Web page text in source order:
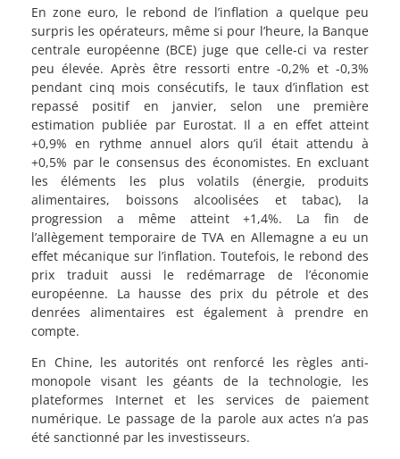
En zone euro, le rebond de l’inflation a quelque peu
surpris les opérateurs, même si pour l’heure, la Banque
centrale européenne (BCE) juge que celle-ci va rester
peu élevée. Après être ressorti entre -0,2% et -0,3%
pendant cinq mois consécutifs, le taux d’inflation est
repassé positif en janvier, selon une première
estimation publiée par Eurostat. Il a en effet atteint
+0,9% en rythme annuel alors qu’il était attendu à
+0,5% par le consensus des économistes. En excluant
les éléments les plus volatils (énergie, produits
alimentaires, boissons alcoolisées et tabac), la
progression a même atteint +1,4%. La fin de
l’allègement temporaire de TVA en Allemagne a eu un
effet mécanique sur l’inflation. Toutefois, le rebond des
prix traduit aussi le redémarrage de l’économie
européenne. La hausse des prix du pétrole et des
denrées alimentaires est également à prendre en
compte.
En Chine, les autorités ont renforcé les règles anti-
monopole visant les géants de la technologie, les
plateformes Internet et les services de paiement
numérique. Le passage de la parole aux actes n’a pas
été sanctionné par les investisseurs.